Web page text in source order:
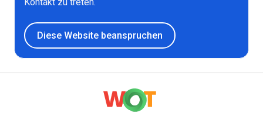
Diese Website beanspruchen